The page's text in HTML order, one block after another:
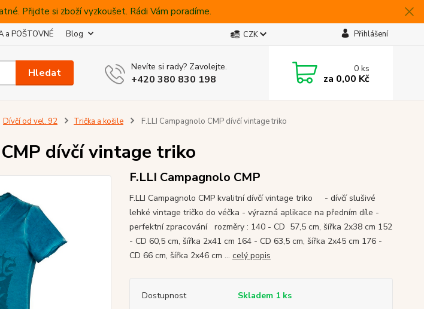
Přijdte si zboží vyzkoušet. Rádi Vám poradíme.
a POŠTOVNÉ Blog CZK Přihlášení
Hledat Nevíte si rady? Zavolejte.
+420 380 830 198
0ks
za 0,00 Kč
Dívčí od vel. 92 Trička a košile F.LLI Campagnolo CMP dívčí vintage triko
dívčí vintage triko
F.LLI Campagnolo CMP
F.LLI Campagnolo CMP kvalitní dívčí vintage triko - dívčí slušivé
lehké vintage tričko do véčka - výrazná aplikace na předním díle -
perfektní zpracování rozměry : 140 - CD 57,5 cm, šířka 2x38 cm 152
- CD 60,5 cm, šířka 2x41 cm 164 - CD 63,5 cm, šířka 2x45 cm 176 -
CD 66 cm, šířka 2x46 cm ... celý popis
Dostupnost
Skladem 1 ks